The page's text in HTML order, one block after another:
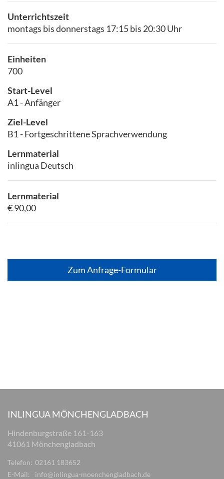
Unterrichtszeit
montags bis donnerstags 17:15 bis 20:30 Uhr
Einheiten
700
Start-Level
A1 - Anfänger
Ziel-Level
B1 - Fortgeschrittene Sprachverwendung
Lernmaterial
inlingua Deutsch
Lernmaterial
€ 90,00
Zum Anfrage-Formular
INLINGUA MÖNCHENGLADBACH
Hindenburgstraße 161-163
41061 Mönchengladbach
Telefon: 02161 183652
E-Mail:
info@inlingua-moenchengladbach.de